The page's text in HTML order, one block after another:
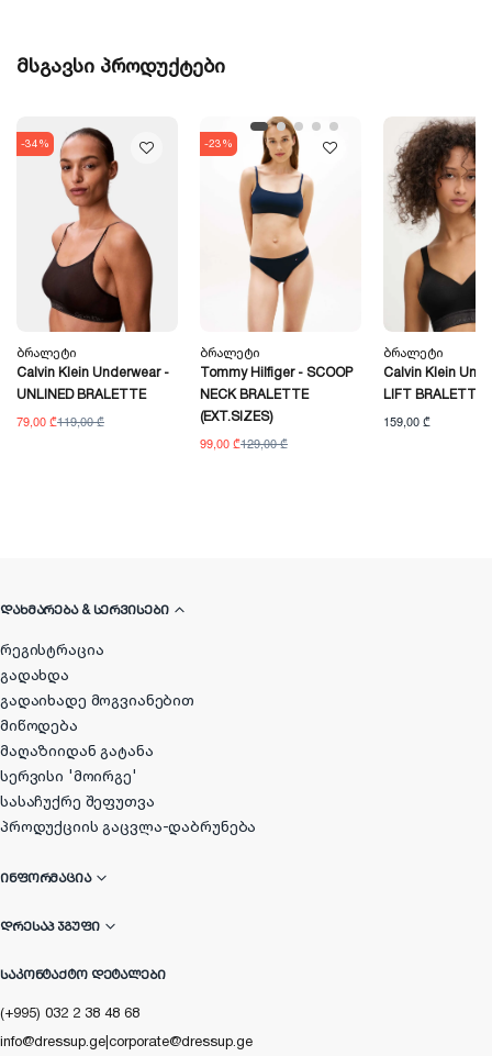
მსგავსი პროდუქტები
-34%
Ბრალეტი
Calvin Klein Underwear -
UNLINED BRALETTE
79,00 ₾119,00 ₾
-23%
Ბრალეტი
Tommy Hilfiger - SCOOP
NECK BRALETTE
(EXT.SIZES)
99,00 ₾129,00 ₾
Ბრალეტი
Calvin Klein
LIFT BRALETTE
159,00 ₾
ᲓᲐᲮᲛᲐᲠᲔᲑᲐ & ᲡᲔᲠᲕᲘᲡᲔᲑᲘ
რეგისტრაცია
გადახდა
გადაიხადე მოგვიანებით
მიწოდება
მაღაზიიდან გატანა
სერვისი 'მოირგე'
სასაჩუქრე შეფუთვა
პროდუქციის გაცვლა-დაბრუნება
ᲘᲜᲤᲝᲠᲛᲐᲪᲘᲐ
ᲓᲠᲔᲡᲐᲞ ᲯᲒᲣᲤᲘ
ᲡᲐᲙᲝᲜᲢᲐᲥᲢᲝ ᲓᲔᲢᲐᲚᲔᲑᲘ
(+995) 032 2 38 48 68
info@dressup.ge|corporate@dressup.ge